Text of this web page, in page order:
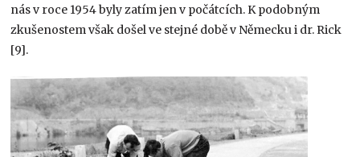
nás v roce 1954 byly zatím jen v počátcích. K podobným
zkušenostem však došel ve stejné době v Německu i dr. Rick
[9].